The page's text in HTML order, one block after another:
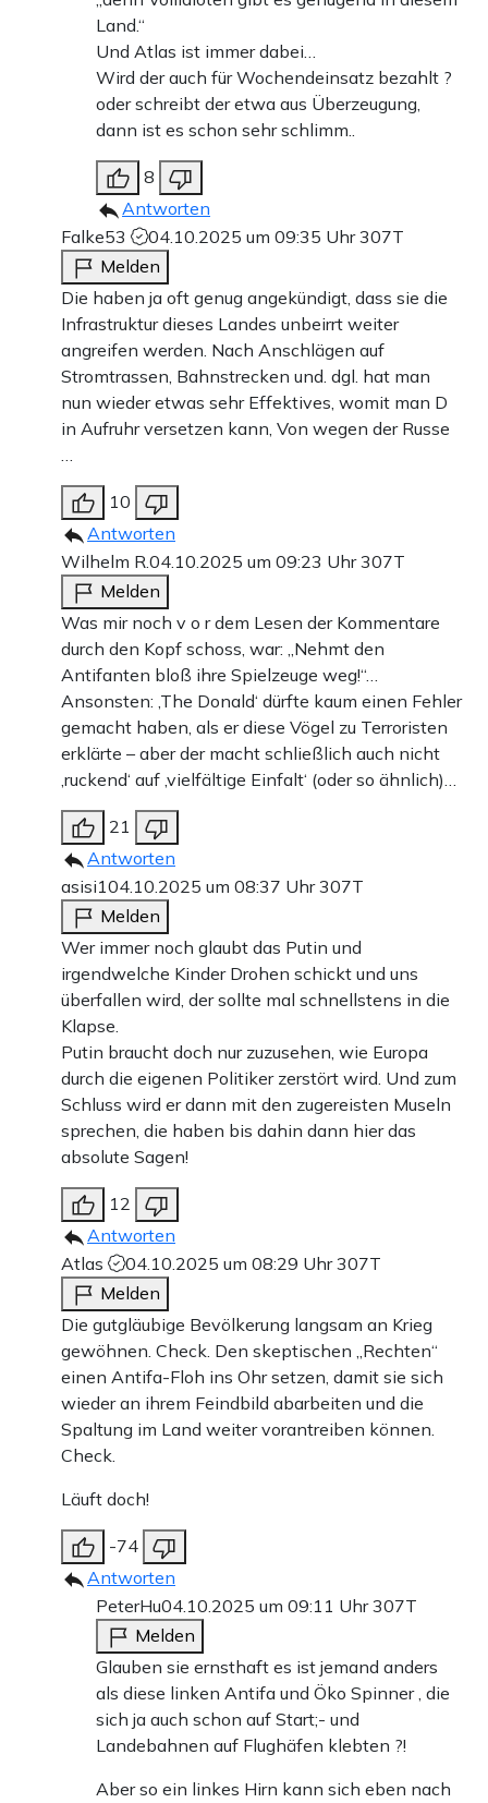
Land.“
Und Atlas ist immer dabei…
Wird der auch für Wochendeinsatz bezahlt ?
oder schreibt der etwa aus Überzeugung,
dann ist es schon sehr schlimm..
8
Antworten
Falke53
04.10.2025 um 09:35 Uhr307T
Melden
Die haben ja oft genug angekündigt, dass sie die
Infrastruktur dieses Landes unbeirrt weiter
angreifen werden. Nach Anschlägen auf
Stromtrassen, Bahnstrecken und. dgl. hat man
nun wieder etwas sehr Effektives, womit man D
in Aufruhr versetzen kann, Von wegen der Russe
…
10
Antworten
Wilhelm R.04.10.2025 um 09:23 Uhr307T
Melden
Was mir noch v o r dem Lesen der Kommentare
durch den Kopf schoss, war: „Nehmt den
Antifanten bloß ihre Spielzeuge weg!“…
Ansonsten: ‚The Donald‘ dürfte kaum einen Fehler
gemacht haben, als er diese Vögel zu Terroristen
erklärte – aber der macht schließlich auch nicht
‚ruckend‘ auf ‚vielfältige Einfalt‘ (oder so ähnlich)…
21
Antworten
asisi104.10.2025 um 08:37 Uhr307T
Melden
Wer immer noch glaubt das Putin und
irgendwelche Kinder Drohen schickt und uns
überfallen wird, der sollte mal schnellstens in die
Klapse.
Putin braucht doch nur zuzusehen, wie Europa
durch die eigenen Politiker zerstört wird. Und zum
Schluss wird er dann mit den zugereisten Museln
sprechen, die haben bis dahin dann hier das
absolute Sagen!
12
Antworten
Atlas
04.10.2025 um 08:29 Uhr307T
Melden
Die gutgläubige Bevölkerung langsam an Krieg
gewöhnen. Check. Den skeptischen „Rechten“
einen Antifa-Floh ins Ohr setzen, damit sie sich
wieder an ihrem Feindbild abarbeiten und die
Spaltung im Land weiter vorantreiben können.
Check.
Läuft doch!
-74
Antworten
PeterHu04.10.2025 um 09:11 Uhr307T
Melden
Glauben sie ernsthaft es ist jemand anders
als diese linken Antifa und Öko Spinner , die
sich ja auch schon auf Start;- und
Landebahnen auf Flughäfen klebten ?!
Aber so ein linkes Hirn kann sich eben nach